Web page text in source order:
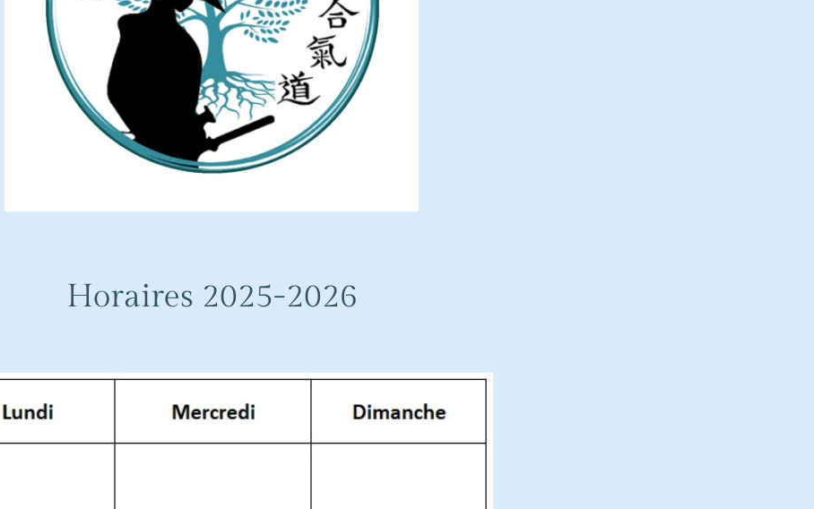
Horaires 2025-2026